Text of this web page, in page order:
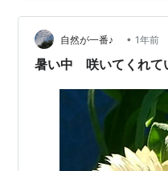
アルバ 6月末から咲き始
が散った所がめだつわね
早く…
自然が一番♪ • 1年前
暑い中 咲いてくれて